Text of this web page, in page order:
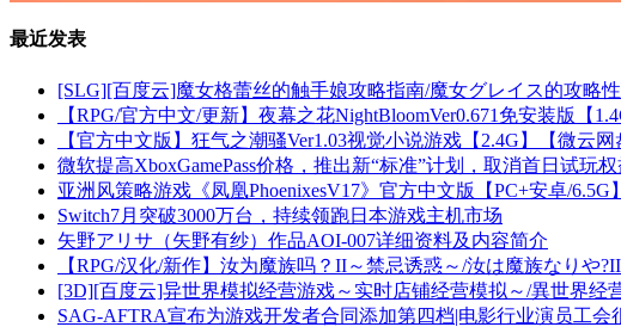
最近发表
[SLG][百度云]魔女格蕾丝的触手娘攻略指南/魔女グレイス的攻略
【RPG/官方中文/更新】夜幕之花NightBloomVer0.671免安装版【
【官方中文版】狂气之潮骚Ver1.03视觉小说游戏【2.4G】【微云网
微软提高XboxGamePass价格，推出新“标准”计划，取消首日试玩权
亚洲风策略游戏《凤凰PhoenixesV17》官方中文版【PC+安卓/6.5G
Switch7月突破3000万台，持续领跑日本游戏主机市场
矢野アリサ（矢野有纱）作品AOI-007详细资料及内容简介
【RPG/汉化/新作】汝为魔族吗？II～禁忌诱惑～/汝は魔族なりや
[3D][百度云]异世界模拟经营游戏～实时店铺经营模拟～/異世界
SAG-AFTRA宣布为游戏开发者合同添加第四档|电影行业演员工会